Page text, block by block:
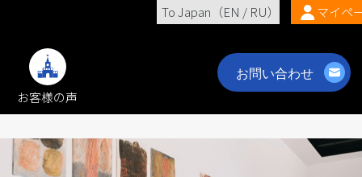
お客様の声
マイペ
To Japan（EN / RU）